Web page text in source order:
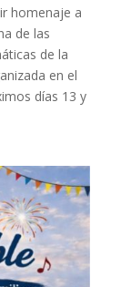
homenaje a
de las
de la
en el
días 13 y